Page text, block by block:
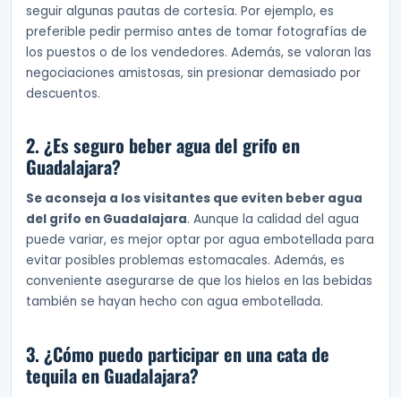
seguir algunas pautas de cortesía. Por ejemplo, es
preferible pedir permiso antes de tomar fotografías de
los puestos o de los vendedores. Además, se valoran las
negociaciones amistosas, sin presionar demasiado por
descuentos.
2. ¿Es seguro beber agua del grifo en
Guadalajara?
Se aconseja a los visitantes que eviten beber agua
del grifo en Guadalajara. Aunque la calidad del agua
puede variar, es mejor optar por agua embotellada para
evitar posibles problemas estomacales. Además, es
conveniente asegurarse de que los hielos en las bebidas
también se hayan hecho con agua embotellada.
3. ¿Cómo puedo participar en una cata de
tequila en Guadalajara?